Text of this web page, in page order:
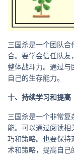
三国杀是一个团队
合。要学会信任队友
整体战斗力。通过与
自己的生存能力。
十、持续学习和提高
三国杀是一个非常
能。可以通过阅读
巧和策略。也要保持
术和策略，提高自己